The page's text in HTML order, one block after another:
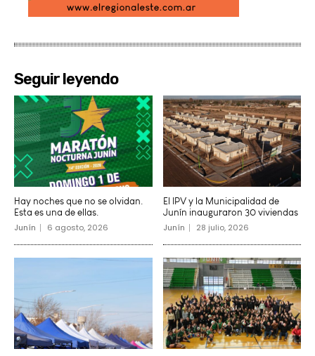
Seguir leyendo
Hay noches que no se olvidan.
Esta es una de ellas.
Junín 6 agosto, 2026
El IPV y la Municipalidad de
Junín inauguraron 30 viviendas
Junín 28 julio, 2026